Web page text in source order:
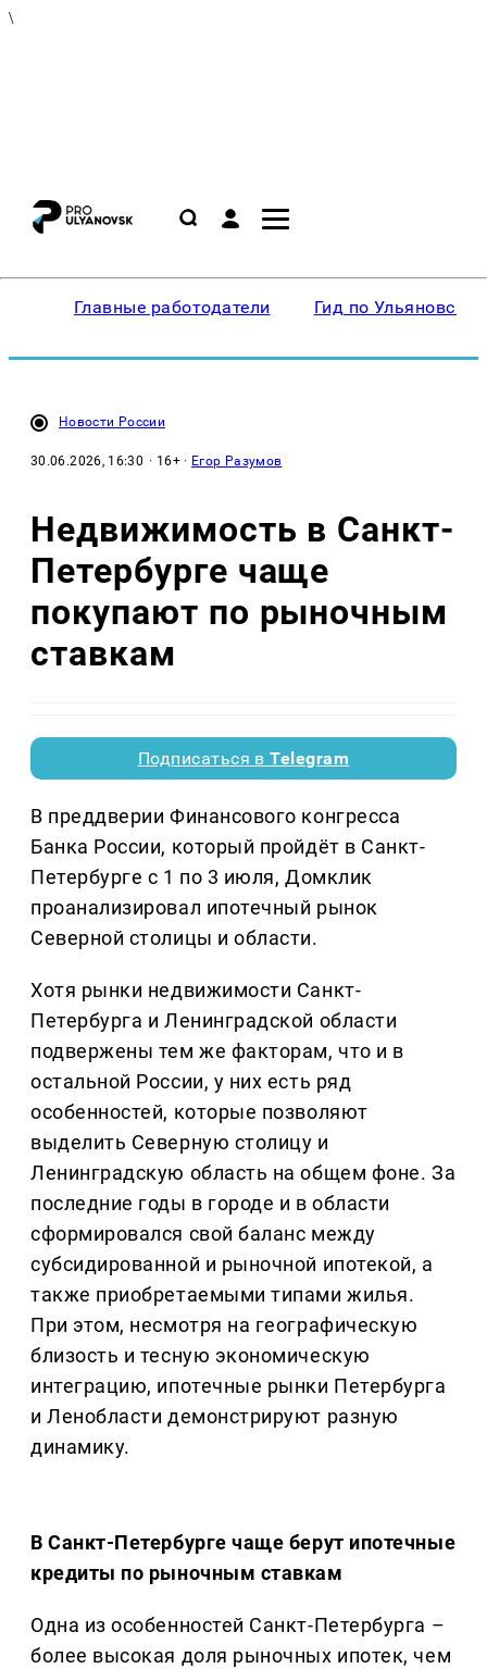
\
Главные работодатели Гид по Ульяновску
Новости России
30.06.2026, 16:30 · 16+ · Егор Разумов
Недвижимость в Санкт-
Петербурге чаще
покупают по рыночным
ставкам
Подписаться вTelegram
В преддверии Финансового конгресса
Банка России, который пройдёт в Санкт-
Петербурге с 1 по 3 июля, Домклик
проанализировал ипотечный рынок
Северной столицы и области.
Хотя рынки недвижимости Санкт-
Петербурга и Ленинградской области
подвержены тем же факторам, что и в
остальной России, у них есть ряд
особенностей, которые позволяют
выделить Северную столицу и
Ленинградскую область на общем фоне. За
последние годы в городе и в области
сформировался свой баланс между
субсидированной и рыночной ипотекой, а
также приобретаемыми типами жилья.
При этом, несмотря на географическую
близость и тесную экономическую
интеграцию, ипотечные рынки Петербурга
и Ленобласти демонстрируют разную
динамику.
В Санкт-Петербурге чаще берут ипотечные
кредиты по рыночным ставкам
Одна из особенностей Санкт-Петербурга –
более высокая доля рыночных ипотек, чем